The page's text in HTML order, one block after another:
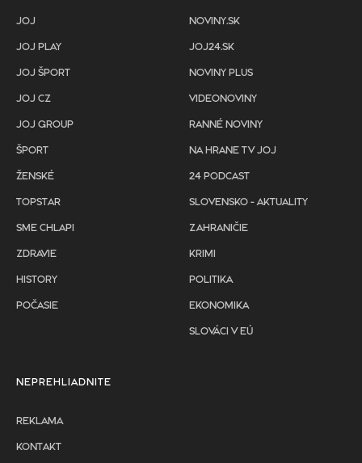
JOJ
JOJ PLAY
JOJ ŠPORT
JOJ CZ
JOJ GROUP
ŠPORT
ŽENSKÉ
TOPSTAR
SME CHLAPI
ZDRAVIE
HISTORY
POČASIE
NOVINY.SK
JOJ24.SK
NOVINY PLUS
VIDEONOVINY
RANNÉ NOVINY
NA HRANE TV JOJ
24 PODCAST
SLOVENSKO - AKTUALITY
ZAHRANIČIE
KRIMI
POLITIKA
EKONOMIKA
SLOVÁCI V EÚ
NEPREHLIADNITE
REKLAMA
KONTAKT